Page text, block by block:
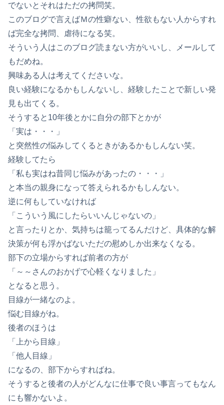
でないとそれはただの拷問笑。
このブログで言えばＭの性癖ない、性欲もない人からすれ
ば完全な拷問、虐待になる笑。
そういう人はこのブログ読まない方がいいし、メールして
もだめね。
興味ある人は考えてくださいな。
良い経験になるかもしんないし、経験したことで新しい発
見も出てくる。
そうすると10年後とかに自分の部下とかが
「実は・・・」
と突然性の悩みしてくるときがあるかもしんない笑。
経験してたら
「私も実はね昔同じ悩みがあったの・・・」
と本当の親身になって答えられるかもしんない。
逆に何もしていなければ
「こういう風にしたらいいんじゃないの」
と言ったりとか、気持ちは籠ってるんだけど、具体的な解
決策が何も浮かばないただの慰めしか出来なくなる。
部下の立場からすれば前者の方が
「～～さんのおかげで心軽くなりました」
となると思う。
目線が一緒なのよ。
悩む目線がね。
後者のほうは
「上から目線」
「他人目線」
になるの、部下からすればね。
そうすると後者の人がどんなに仕事で良い事言ってもなん
にも響かないよ。